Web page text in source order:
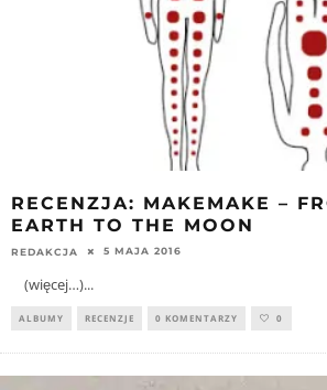
RECENZJA: MAKEMAKE –
EARTH TO THE MOON
REDAKCJA 5 MAJA 2016
(więcej…)...
ALBUMY RECENZJE 0 KOMENTARZY 0